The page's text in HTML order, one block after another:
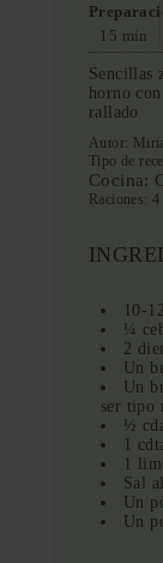
15 min
Sencillas
horno
rallado
Autor:
Tipo de
Cocina:
Raciones:4
10-
¼
2
Un
Un
ser tipo
½
1
1
Sal
Un
Un